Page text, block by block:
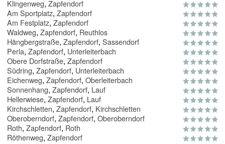
Klingenweg, Zapfendorf
Am Sportplatz, Zapfendorf
Am Festplatz, Zapfendorf
Waldweg, Zapfendorf, Reuthlos
Hängbergstraße, Zapfendorf, Sassendorf
Perla, Zapfendorf, Unterleiterbach
Obere Dorfstraße, Zapfendorf
Südring, Zapfendorf, Unterleiterbach
Eichenweg, Zapfendorf, Oberleiterbach
Sonnenhang, Zapfendorf, Lauf
Hellerwiese, Zapfendorf, Lauf
Kirchschletten, Zapfendorf, Kirchschletten
Oberoberndorf, Zapfendorf, Oberoberndorf
Roth, Zapfendorf, Roth
Röthenweg, Zapfendorf